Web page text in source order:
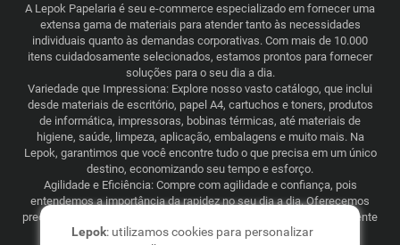
A Lepok Papelaria é seu e-commerce especializado em fornecer uma
extensa gama de materiais para atender tanto às necessidades
individuais quanto às demandas corporativas. Com mais de 10.000
itens cuidadosamente selecionados, estamos prontos para fornecer
soluções para o seu dia a dia.
Variedade que Impressiona: Explore nosso vasto catálogo, que inclui
desde materiais de escritório, papel A4, cartuchos e toners, produtos
de informática, impressoras, bobinas térmicas, até materiais de
higiene, saúde, limpeza, aplicação, embalagens e muito mais. Na
Lepok, garantimos que você encontre tudo o que precisa em um único
destino, economizando seu tempo e esforço.
Agilidade e Eficiência: Compre com agilidade e confiança, pois
entendemos a importância da rapidez no seu dia a dia. Oferecemos
preços justos e competitivos, combinados com uma logística eficiente
que abrange todo o Brasil. Seja para consumo recorrente ou
Lepok: utilizamos cookies para personalizar